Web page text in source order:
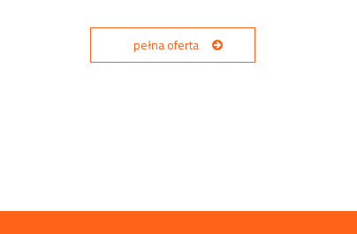
pełna oferta